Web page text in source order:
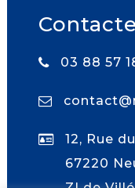
03 88 57
12, Rue
67220